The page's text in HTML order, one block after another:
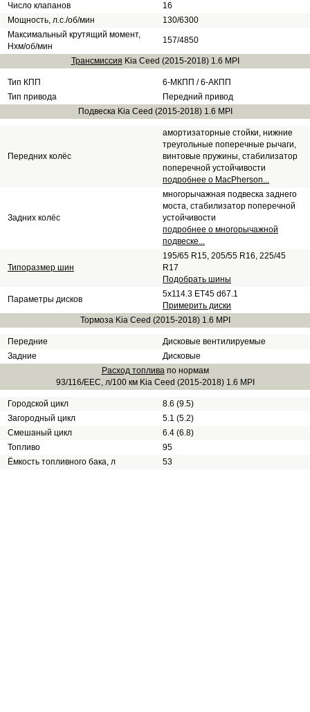
Число клапанов
16
Мощность, л.с./об/мин
130/6300
Максимальный крутящий момент,
Нхм/об/мин
157/4850
Трансмиссия Kia Ceed (2015-2018) 1.6 MPI
Тип КПП
6-МКПП / 6-АКПП
Тип привода
Передний привод
Подвеска Kia Ceed (2015-2018) 1.6 MPI
Передних колёс
амортизаторные стойки, нижние
треугольные поперечные рычаги,
винтовые пружины, стабилизатор
поперечной устойчивости
подробнее о MacPherson...
Задних колёс
многорычажная подвеска заднего
моста, стабилизатор поперечной
устойчивости
подробнее о многорычажной
подвеске...
Типоразмер шин
195/65 R15, 205/55 R16, 225/45
R17
Подобрать шины
Параметры дисков
5x114.3 ET45 d67.1
Примерить диски
Тормоза Kia Ceed (2015-2018) 1.6 MPI
Передние
Дисковые вентилируемые
Задние
Дисковые
Расход топливапо нормам
93/116/EEC, л/100 км Kia Ceed (2015-2018) 1.6 MPI
Городской цикл
8.6 (9.5)
Загородный цикл
5.1 (5.2)
Смешаный цикл
6.4 (6.8)
Топливо
95
Ёмкость топливного бака, л
53